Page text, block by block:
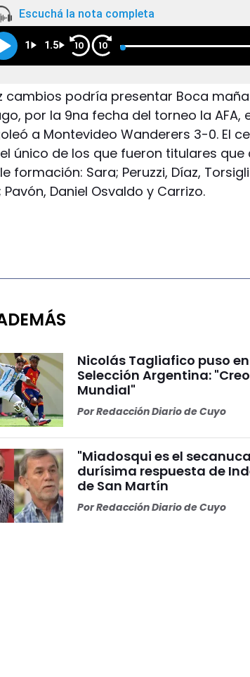
Escuchá la nota completa
1 1.5 10 10
cambios podría presentar Boca
por la 9na fecha del torneo la AFA,
a Montevideo Wanderers 3-0. El
único de los que fueron titulares que
formación: Sara; Peruzzi, Díaz,
Pavón, Daniel Osvaldo y Carrizo.
Nicolás Tagliafico puso
Selección Argentina:
Mundial"
PorRedacción Diario de Cuyo
"Miadosqui es el
durísima respuesta de
de San Martín
PorRedacción Diario de Cuyo